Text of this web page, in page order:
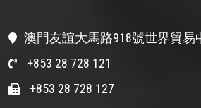
澳門友誼大馬路918號世界貿易
+853 28 728 121
+853 28 728 127